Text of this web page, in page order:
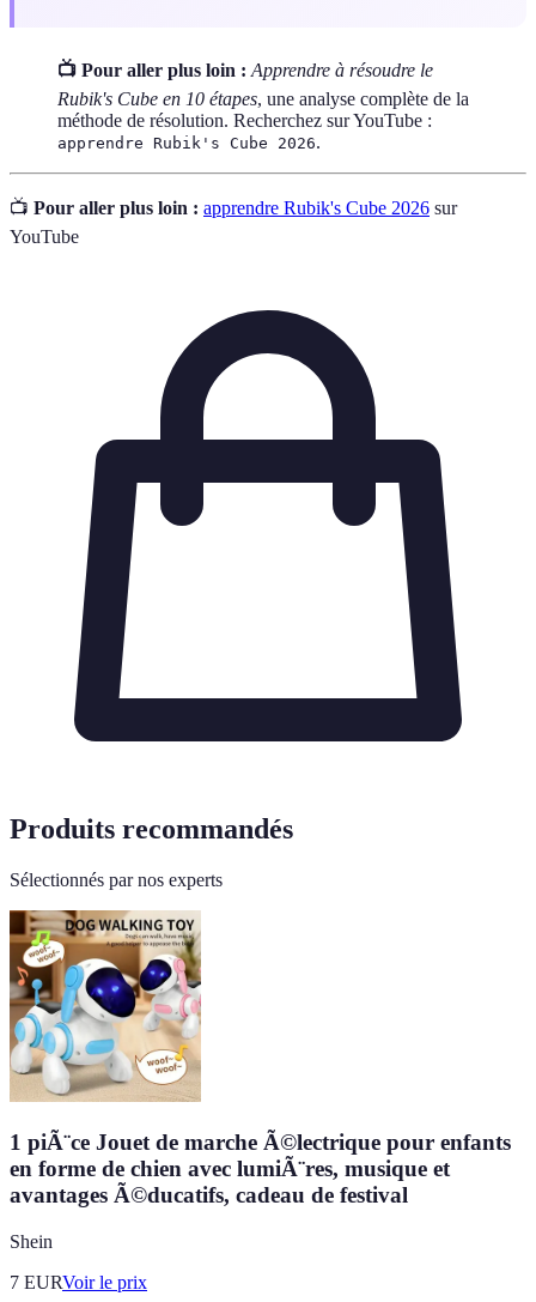
📺 Pour aller plus loin : Apprendre à résoudre le
Rubik's Cube en 10 étapes, une analyse complète de la
méthode de résolution. Recherchez sur YouTube :
apprendre Rubik's Cube 2026.
📺 Pour aller plus loin : apprendre Rubik's Cube 2026 sur
YouTube
Produits recommandés
Sélectionnés par nos experts
1 piÃ¨ce Jouet de marche Ã©lectrique pour enfants
en forme de chien avec lumiÃ¨res, musique et
avantages Ã©ducatifs, cadeau de festival
Shein
7 EURVoir le prix